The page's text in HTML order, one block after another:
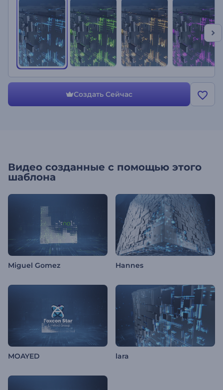
выбор для притяжения аудитории в современном мире.
Попробуйте прямо сейчас – двигайтесь навстречу
технологиям!
Создать Сейчас
Видео созданные с помощью этого
шаблона
Miguel Gomez Hannes
MOAYED lara